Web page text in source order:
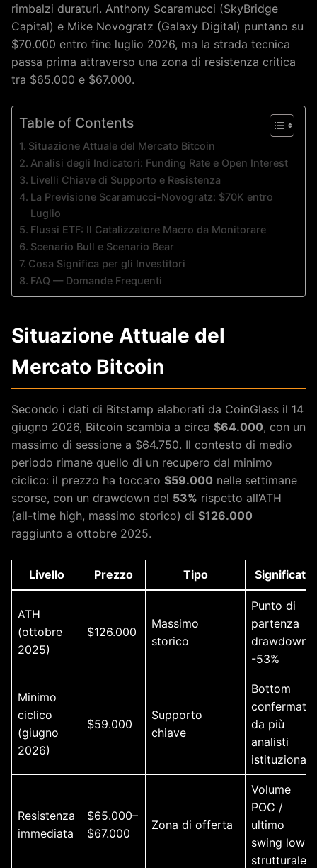
rimbalzi duraturi. Anthony Scaramucci (SkyBridge
Capital) e Mike Novogratz (Galaxy Digital) puntano su
$70.000 entro fine luglio 2026, ma la strada tecnica
passa prima attraverso una zona di resistenza critica
tra $65.000 e $67.000.
Table of Contents
Situazione Attuale del Mercato Bitcoin
Analisi degli Indicatori: Funding Rate e Open Interest
Livelli Chiave di Supporto e Resistenza
La Previsione Scaramucci-Novogratz: $70K entro
Luglio
Flussi ETF: Il Catalizzatore Macro da Monitorare
Scenario Bull e Scenario Bear
Cosa Significa per gli Investitori
FAQ — Domande Frequenti
Situazione Attuale del
Mercato Bitcoin
Secondo i dati di Bitstamp elaborati da CoinGlass il 14
giugno 2026, Bitcoin scambia a circa $64.000, con un
massimo di sessione a $64.750. Il contesto di medio
periodo rimane quello di un recupero dal minimo
ciclico: il prezzo ha toccato $59.000 nelle settimane
scorse, con un drawdown del 53% rispetto all’ATH
(all-time high, massimo storico) di $126.000
raggiunto a ottobre 2025.
Livello Prezzo Tipo Significato
ATH
(ottobre
2025)
$126.000
Massimo
storico
Punto di
partenza
drawdown
-53%
Minimo
ciclico
(giugno
2026)
$59.000
Supporto
chiave
Bottom
confermato
da più
analisti
istituzionali
Resistenza
immediata
$65.000–
$67.000
Zona di offerta
Volume
POC /
ultimo
swing low
strutturale